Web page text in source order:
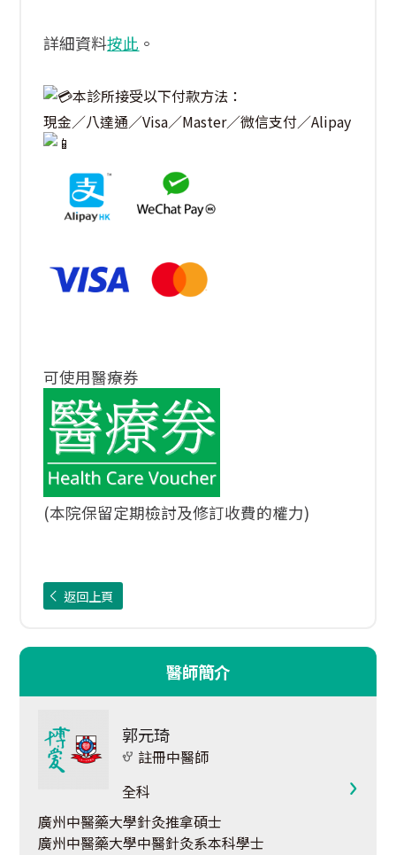
詳細資料按此 。
本診所接受以下付款方法：
現金／八達通／Visa／Master／微信支付／Alipay
可使用醫療券
(本院保留定期檢討及修訂收費的權力)
返回上頁
醫師簡介
郭元琦
註冊中醫師
全科
廣州中醫藥大學針灸推拿碩士
廣州中醫藥大學中醫針灸系本科學士